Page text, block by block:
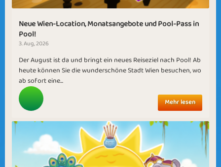
Neue Wien-Location, Monatsangebote und Pool-Pass in
Pool!
3. Aug, 2026
Der August ist da und bringt ein neues Reiseziel nach Pool! Ab
heute können Sie die wunderschöne Stadt Wien besuchen, wo
ab sofort eine...
Mehr lesen